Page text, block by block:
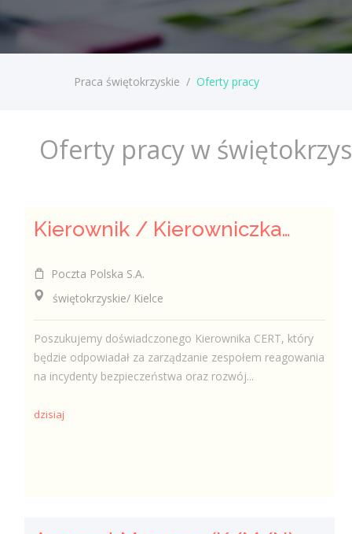
Praca świętokrzyskie / Oferty pracy
Oferty pracy w
Kierownik / Kierowniczka CERT
Poczta Polska S.A.
świętokrzyskie/ Kielce
Poszukujemy doświadczonego Kierownika CERT, który
będzie odpowiadał za zarządzanie zespołem reagowania
na incydenty bezpieczeństwa oraz rozwój...
dzisiaj